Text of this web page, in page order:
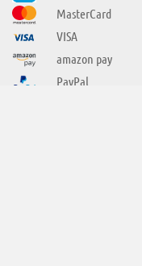
MasterCard
VISA
amazon pay
PayPal